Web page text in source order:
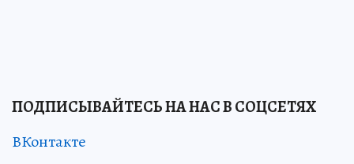
ПОДПИСЫВАЙТЕСЬ НА НАС В СОЦСЕТЯХ
ВКонтакте